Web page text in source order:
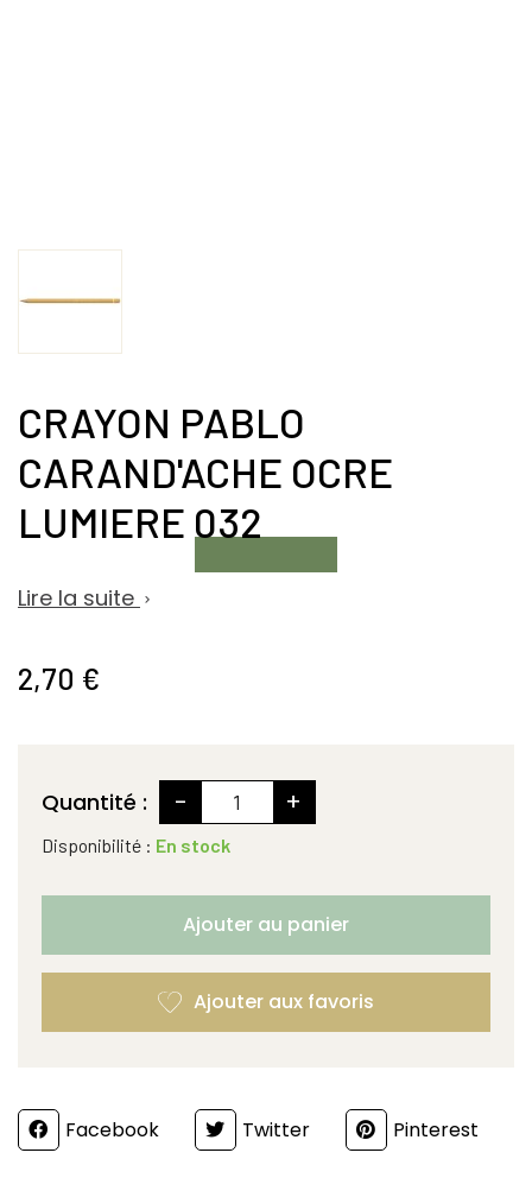
CRAYON PABLO
CARAND'ACHE OCRE
LUMIERE 032
Lire la suite 
2,70 €
Quantité : - +
Disponibilité : En stock
Ajouter au panier
PartagerFacebook Twitter Pinterest